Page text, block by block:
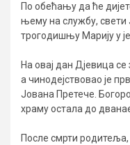
По обећању да ће
њему на службу, свети
трогодишњу Марију у
На овај дан Дјевица
а чинодејствовао је
Јована Претече.
храму остала до
После смрти